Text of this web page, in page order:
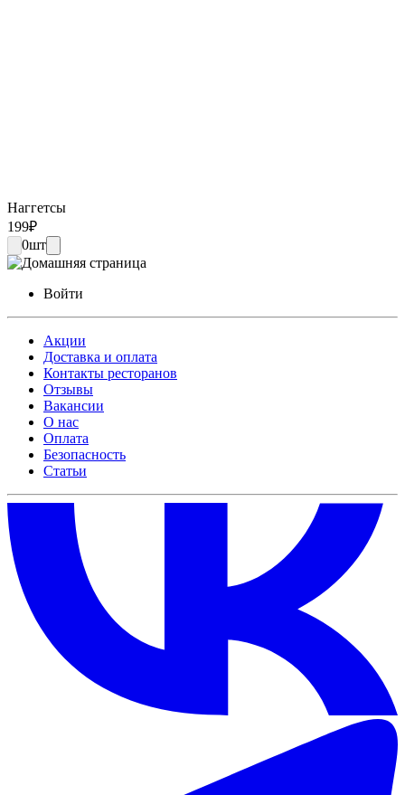
Наггетсы
199₽
0шт
Войти
Акции
Доставка и оплата
Контакты ресторанов
Отзывы
Вакансии
О нас
Оплата
Безопасность
Статьи